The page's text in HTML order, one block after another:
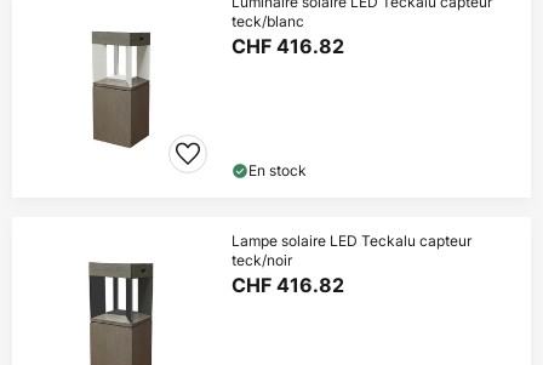
teck/blanc
CHF 416.82
En stock
Lampe solaire LED Teckalu capteur
teck/noir
CHF 416.82